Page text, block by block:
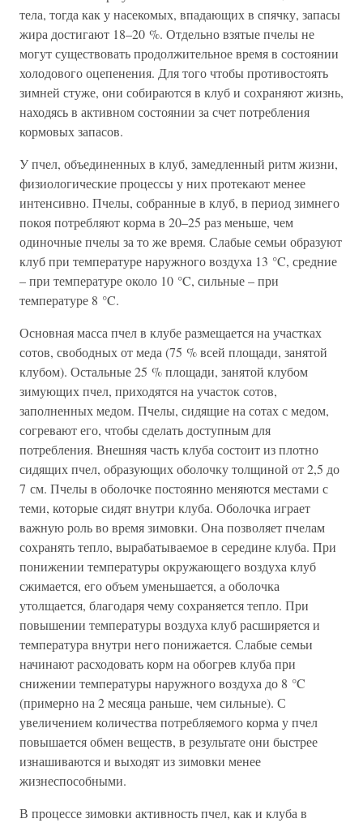
тела, тогда как у насекомых, впадающих в спячку, запасы
жира достигают 18–20 %. Отдельно взятые пчелы не
могут существовать продолжительное время в состоянии
холодового оцепенения. Для того чтобы противостоять
зимней стуже, они собираются в клуб и сохраняют жизнь,
находясь в активном состоянии за счет потребления
кормовых запасов.
У пчел, объединенных в клуб, замедленный ритм жизни,
физиологические процессы у них протекают менее
интенсивно. Пчелы, собранные в клуб, в период зимнего
покоя потребляют корма в 20–25 раз меньше, чем
одиночные пчелы за то же время. Слабые семьи образуют
клуб при температуре наружного воздуха 13 °C, средние
– при температуре около 10 °C, сильные – при
температуре 8 °C.
Основная масса пчел в клубе размещается на участках
сотов, свободных от меда (75 % всей площади, занятой
клубом). Остальные 25 % площади, занятой клубом
зимующих пчел, приходятся на участок сотов,
заполненных медом. Пчелы, сидящие на сотах с медом,
согревают его, чтобы сделать доступным для
потребления. Внешняя часть клуба состоит из плотно
сидящих пчел, образующих оболочку толщиной от 2,5 до
7 см. Пчелы в оболочке постоянно меняются местами с
теми, которые сидят внутри клуба. Оболочка играет
важную роль во время зимовки. Она позволяет пчелам
сохранять тепло, вырабатываемое в середине клуба. При
понижении температуры окружающего воздуха клуб
сжимается, его объем уменьшается, а оболочка
утолщается, благодаря чему сохраняется тепло. При
повышении температуры воздуха клуб расширяется и
температура внутри него понижается. Слабые семьи
начинают расходовать корм на обогрев клуба при
снижении температуры наружного воздуха до 8 °C
(примерно на 2 месяца раньше, чем сильные). С
увеличением количества потребляемого корма у пчел
повышается обмен веществ, в результате они быстрее
изнашиваются и выходят из зимовки менее
жизнеспособными.
В процессе зимовки активность пчел, как и клуба в